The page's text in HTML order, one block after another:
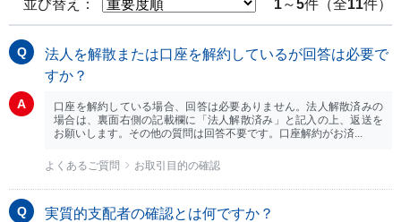
並び替え： 1～5件（全11件）
法人を解散または口座を解約しているが回答は必要で
すか？
口座を解約している場合、回答は必要ありません。法人解散済みの
場合は、裏面右側の記載欄に「法人解散済み」と記入の上、返送を
お願いします。その他の質問は回答不要です。口座解約がお済...
よくあるご質問 お取引目的の確認
実質的支配者の確認とは何ですか？